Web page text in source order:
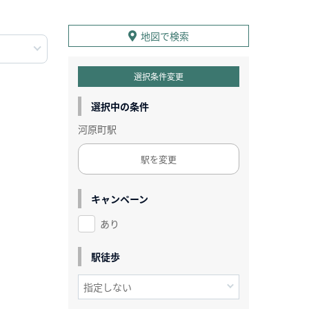
地図で検索
選択条件変更
選択中の条件
河原町駅
駅を変更
キャンペーン
あり
駅徒歩